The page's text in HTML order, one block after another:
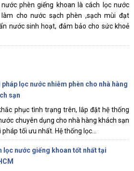
nước phèn giếng khoan là cách lọc nước
cho nước sạch phèn ,sạch mùi đạt
nước sinh hoạt, đảm bảo cho sức khoẻ
pháp lọc nước nhiễm phèn cho nhà hàng
sạn
phục tình trạng trên, lắp đặt hệ thống
chuyên dụng cho nhà hàng khách sạn
tối ưu nhất. Hệ thống lọc...
lọc nước giếng khoan tốt nhất tại